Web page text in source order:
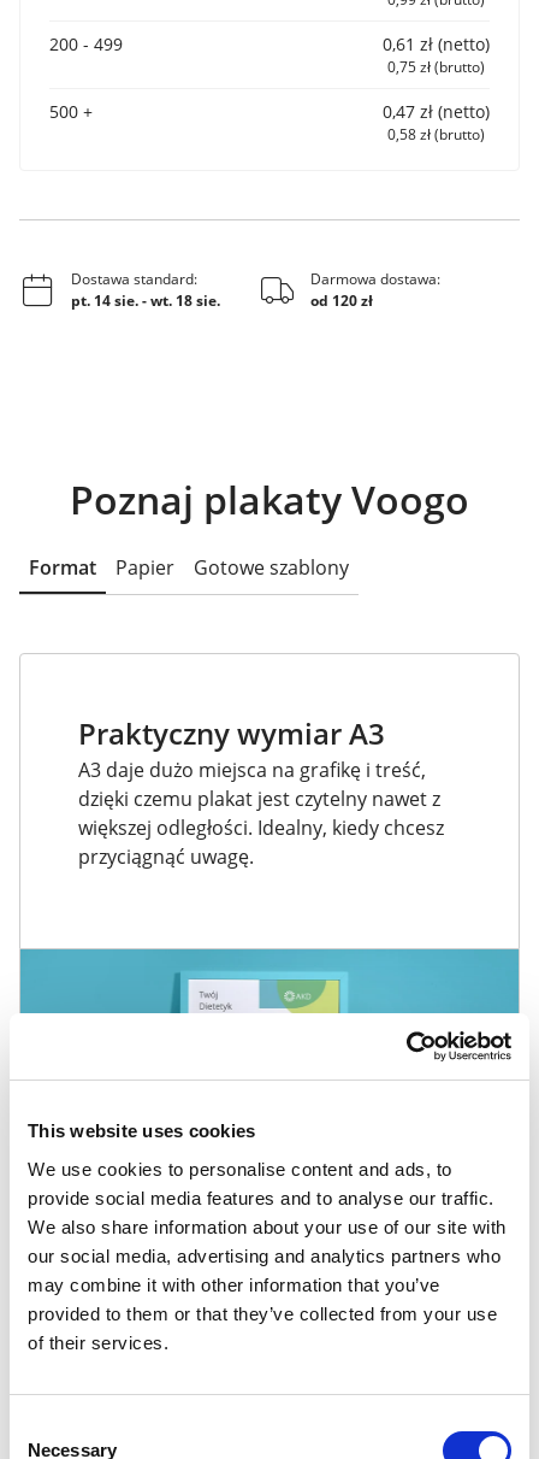
This website uses cookies
We use cookies to personalise content and ads, to
provide social media features and to analyse our traffic.
We also share information about your use of our site with
our social media, advertising and analytics partners who
may combine it with other information that you’ve
provided to them or that they’ve collected from your use
of their services.
Selection
Necessary
200 - 499 0,61 zł (netto)
0,75 zł (brutto)
500 + 0,47 zł (netto)
0,58 zł (brutto)
Dostawa standard:
pt. 14 sie.-wt. 18 sie.
Darmowa dostawa:
od 120 zł
Poznaj plakaty Voogo
Format Papier Gotowe szablony
Praktyczny wymiar A3
A3 daje dużo miejsca na grafikę i treść,
dzięki czemu plakat jest czytelny nawet z
większej odległości. Idealny, kiedy chcesz
przyciągnąć uwagę.
Inne szablony